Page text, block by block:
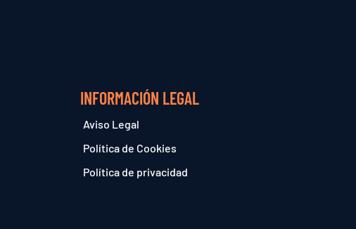
INFORMACIÓN LEGAL
Aviso Legal
Política de Cookies
Política de privacidad